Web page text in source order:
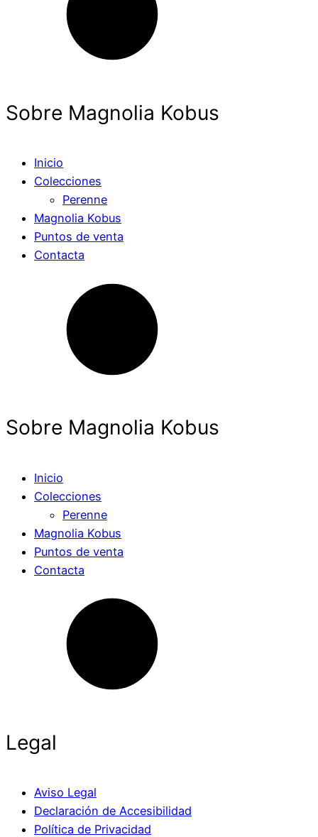
Sobre Magnolia Kobus
Inicio
Colecciones
Perenne
Magnolia Kobus
Puntos de venta
Contacta
Sobre Magnolia Kobus
Inicio
Colecciones
Perenne
Magnolia Kobus
Puntos de venta
Contacta
Legal
Aviso Legal
Declaración de Accesibilidad
Política de Privacidad